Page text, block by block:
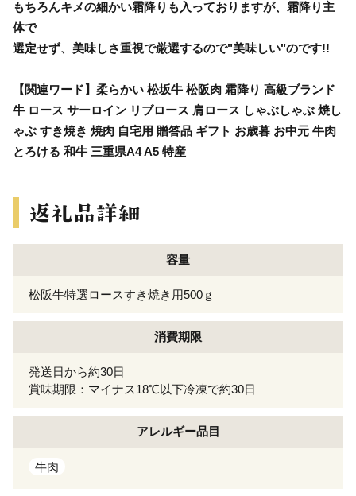
もちろんキメの細かい霜降りも入っておりますが、霜降り主
体で
選定せず、美味しさ重視で厳選するので"美味しい"のです!!
【関連ワード】柔らかい 松坂牛 松阪肉 霜降り 高級ブランド
牛 ロース サーロイン リブロース 肩ロース しゃぶしゃぶ 焼し
ゃぶ すき焼き 焼肉 自宅用 贈答品 ギフト お歳暮 お中元 牛肉
とろける 和牛 三重県A4 A5 特産
容量
松阪牛特選ロースすき焼き用500ｇ
消費期限
発送日から約30日
賞味期限：マイナス18℃以下冷凍で約30日
アレルギー品目
牛肉